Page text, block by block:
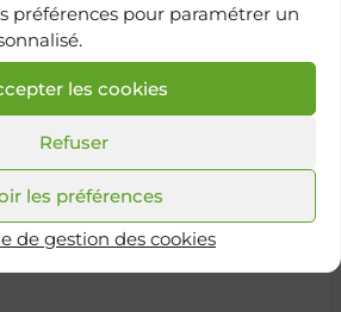
préférences pour paramétrer un
les cookies
Refuser
les préférences
de gestion des cookies